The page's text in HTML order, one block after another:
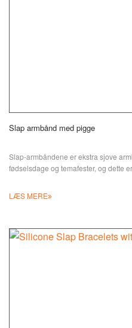
Slap armbånd med pigge
Slap-armbåndene er ekstra sjove
fødselsdage og temafester, og dette
LÆS MERE